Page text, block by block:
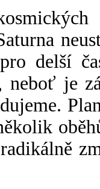
delší
neboť je